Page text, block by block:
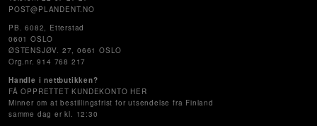
POST@PLANDENT.NO
PB. 6082, Etterstad
0601 OSLO
ØSTENSJØV. 27, 0661 OSLO
Org.nr. 914 768 217
Handle i nettbutikken?
FÅ OPPRETTET KUNDEKONTO HER
Minner om at bestillingsfrist for utsendelse fra Finland
samme dag er kl. 12:30